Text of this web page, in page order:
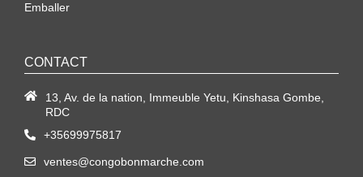
Emballer
CONTACT
13, Av. de la nation, Immeuble Yetu, Kinshasa Gombe,
RDC
+35699975817
ventes@congobonmarche.com